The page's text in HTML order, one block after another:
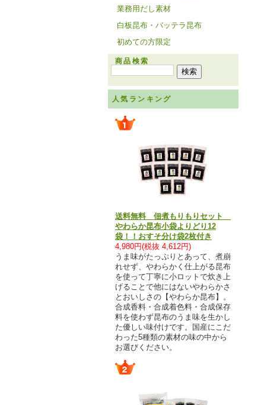
業務用だし素材
白板昆布・バッテラ昆布
初めての方限定
商品検索
人気ランキング
送料無料 佃煮もりもりセット
やわらか昆布小袋よりどり12
袋！！おすそ分け袋2枚付き
4,980円(税抜 4,612円)
うま味がたっぷりとあって、煮崩
れせず、やわらかく仕上がる昆布
を使って丁寧に小ロットで炊き上
げることで他にはないやわらかさ
とおいしさの【やわらか昆布】。
合成香料・合成着色料・合成保存
料を使わず昆布のうま味を生かし
た優しい味付けです。国産にこだ
わった5種類の素材の味の中から
お選びください。